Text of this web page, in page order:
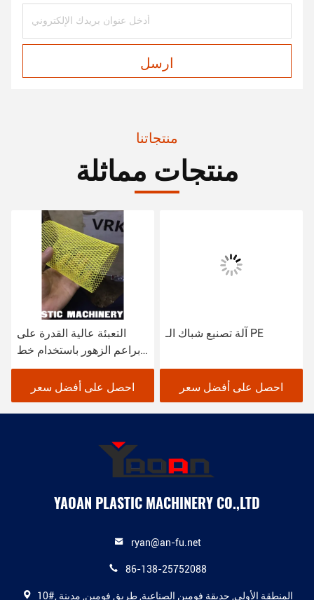
ارسل
منتجاتنا
منتجات مماثلة
التعبئة عالية القدرة على
براعم الزهور باستخدام خط
إنتاج الشبكة الناعمة / آلة
صنع / محرك طحن
احصل على أفضل سعر
آلة تصنيع شباك الـ PE
احصل على أفضل سعر
YAOAN PLASTIC MACHINERY CO.,LTD
ryan@an-fu.net
86-138-25752088
10#, المنطقة الأولى, حديقة فومين الصناعية, طريق فومين, مدينة